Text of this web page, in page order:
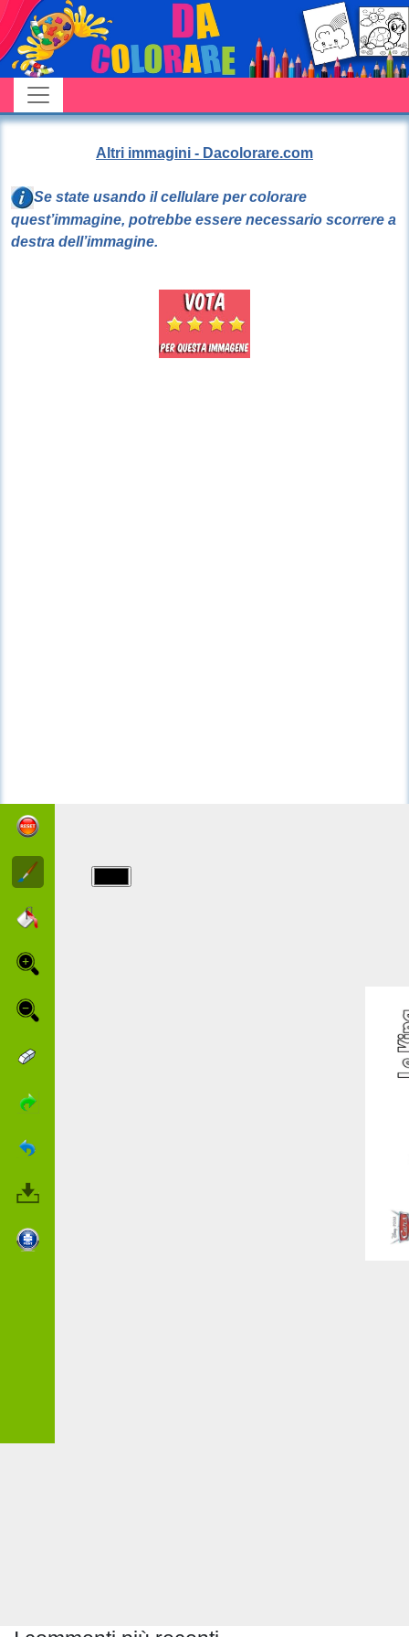
Altri immagini - Dacolorare.com
Se state usando il cellulare per colorare
quest’immagine, potrebbe essere necessario scorrere a
destra dell’immagine.